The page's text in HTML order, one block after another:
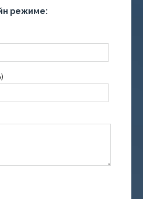
режиме: